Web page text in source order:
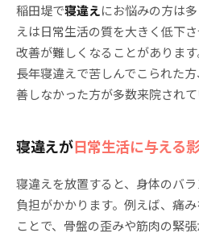
稲田堤で寝違えにお悩みの方は
えは日常生活の質を大きく低下
改善が難しくなることがあります
長年寝違えで苦しんでこられた
善しなかった方が多数来院されて
寝違えが日常生活に与える
寝違えを放置すると、身体のバ
負担がかかります。例えば、痛
ことで、骨盤の歪みや筋肉の緊